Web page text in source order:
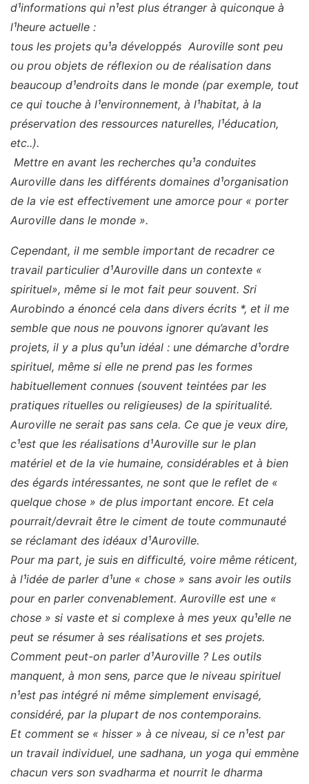
d¹informations qui n¹est plus étranger à quiconque à
l¹heure actuelle :
tous les projets qu¹a développés Auroville sont peu
ou prou objets de réflexion ou de réalisation dans
beaucoup d¹endroits dans le monde (par exemple, tout
ce qui touche à l¹environnement, à l¹habitat, à la
préservation des ressources naturelles, l¹éducation,
etc..).
Mettre en avant les recherches qu¹a conduites
Auroville dans les différents domaines d¹organisation
de la vie est effectivement une amorce pour « porter
Auroville dans le monde ».
Cependant, il me semble important de recadrer ce
travail particulier d¹Auroville dans un contexte «
spirituel», même si le mot fait peur souvent. Sri
Aurobindo a énoncé cela dans divers écrits *, et il me
semble que nous ne pouvons ignorer qu’avant les
projets, il y a plus qu¹un idéal : une démarche d¹ordre
spirituel, même si elle ne prend pas les formes
habituellement connues (souvent teintées par les
pratiques rituelles ou religieuses) de la spiritualité.
Auroville ne serait pas sans cela. Ce que je veux dire,
c¹est que les réalisations d¹Auroville sur le plan
matériel et de la vie humaine, considérables et à bien
des égards intéressantes, ne sont que le reflet de «
quelque chose » de plus important encore. Et cela
pourrait/devrait être le ciment de toute communauté
se réclamant des idéaux d¹Auroville.
Pour ma part, je suis en difficulté, voire même réticent,
à l¹idée de parler d¹une « chose » sans avoir les outils
pour en parler convenablement. Auroville est une «
chose » si vaste et si complexe à mes yeux qu¹elle ne
peut se résumer à ses réalisations et ses projets.
Comment peut-on parler d¹Auroville ? Les outils
manquent, à mon sens, parce que le niveau spirituel
n¹est pas intégré ni même simplement envisagé,
considéré, par la plupart de nos contemporains.
Et comment se « hisser » à ce niveau, si ce n¹est par
un travail individuel, une sadhana, un yoga qui emmène
chacun vers son svadharma et nourrit le dharma